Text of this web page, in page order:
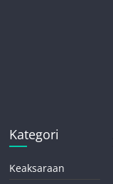
Kategori
Keaksaraan